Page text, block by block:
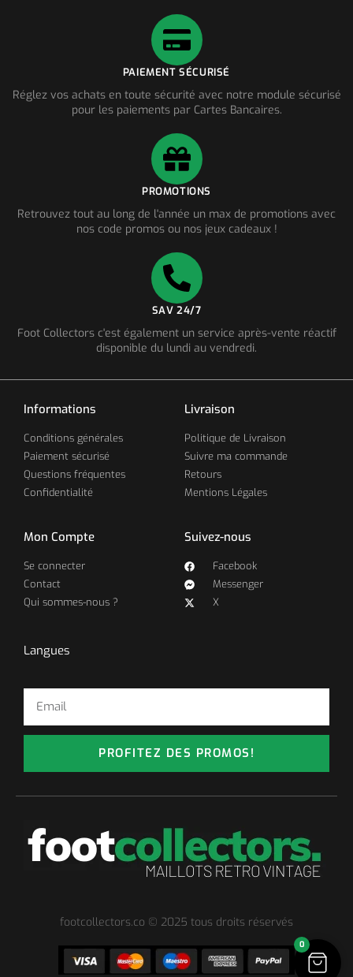
PAIEMENT SÉCURISÉ
Réglez vos achats en toute sécurité avec notre module sécurisé
pour les paiements par Cartes Bancaires.
PROMOTIONS
Retrouvez tout au long de l'année un max de promotions avec
nos code promos ou nos jeux cadeaux !
SAV 24/7
Foot Collectors c'est également un service après-vente réactif
disponible du lundi au vendredi.
Informations
Conditions générales
Paiement sécurisé
Questions fréquentes
Confidentialité
Livraison
Politique de Livraison
Suivre ma commande
Retours
Mentions Légales
Mon Compte
Se connecter
Contact
Qui sommes-nous ?
Suivez-nous
Facebook
Messenger
X
Langues
PROFITEZ DES PROMOS!
footcollectors.co © 2025 tous droits réservés
0